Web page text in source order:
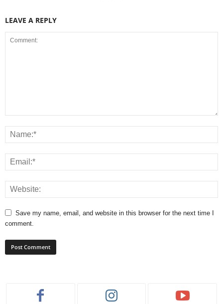
LEAVE A REPLY
Save my name, email, and website in this browser for the next time I
comment.